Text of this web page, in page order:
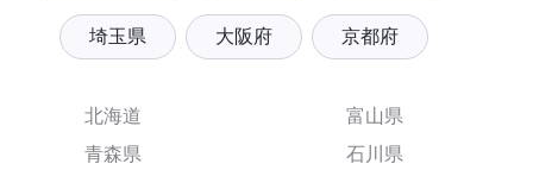
埼玉県 大阪府 京都府
北海道
青森県
富山県
石川県